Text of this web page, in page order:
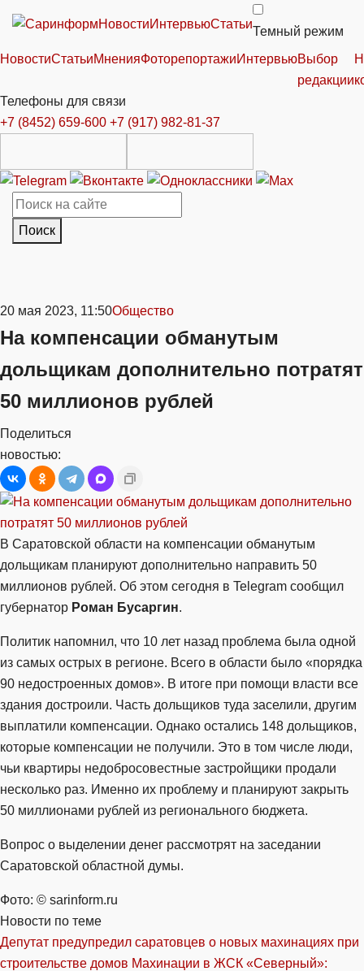
НовостиИнтервьюСтатьи
Темный режим
НовостиСтатьиМненияФоторепортажиИнтервьюВыбор
редакции
Телефоны для связи
+7 (8452) 659-600 +7 (917) 982-81-37
Поиск
20 мая 2023, 11:50Общество
На компенсации обманутым
дольщикам дополнительно потратят
50 миллионов рублей
Поделиться
новостью:
В Саратовской области на компенсации обманутым
дольщикам планируют дополнительно направить 50
миллионов рублей. Об этом сегодня в Telegram сообщил
губернатор Роман Бусаргин.
Политик напомнил, что 10 лет назад проблема была одной
из самых острых в регионе. Всего в области было «порядка
90 недостроенных домов». В итоге при помощи власти все
здания достроили. Часть дольщиков туда заселили, другим
выплатили компенсации. Однако остались 148 дольщиков,
которые компенсации не получили. Это в том числе люди,
чьи квартиры недобросовестные застройщики продали
несколько раз. Именно их проблему и планируют закрыть
50 миллионами рублей из регионального бюджета.
Вопрос о выделении денег рассмотрят на заседании
Саратовской областной думы.
Фото: © sarinform.ru
Новости по теме
Депутат предупредил саратовцев о новых махинациях при
строительстве домов Махинации в ЖСК «Северный»: